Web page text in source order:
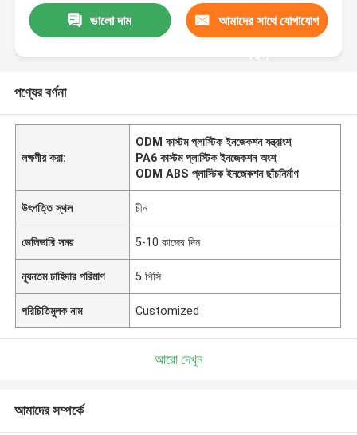
ভালো দাম আমাদের সাথে যোগাযোগ
করুন
পণ্যের বর্ণনা
লক্ষণীয় করা:
ODM কাস্টম প্লাস্টিক ইনজেকশন যন্ত্রাংশ,
PA6 কাস্টম প্লাস্টিক ইনজেকশন অংশ,
ODM ABS প্লাস্টিক ইনজেকশন ছাঁচনির্মাণ
উৎপত্তি স্থল চীন
ডেলিভারি সময় 5-10 কাজের দিন
ন্যূনতম চাহিদার পরিমাণ 5 পিসি
পরিচিতিমুলক নাম Customized
আরো দেখুন
আমাদের সম্পর্কে